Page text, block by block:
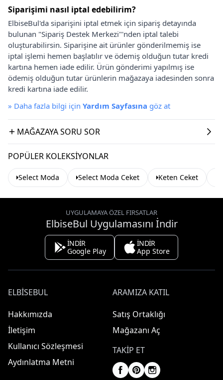
Siparişimi nasıl iptal edebilirim?
ElbiseBul'da siparişini iptal etmek için sipariş detayında
bulunan "Sipariş Destek Merkezi"'nden iptal talebi
oluşturabilirsin. Siparişine ait ürünler gönderilmemiş ise
iptal işlemi hemen başlatılır ve ödemiş olduğun tutar kredi
kartına hemen iade edilir. Ürün gönderimi yapılmış ise
ödemiş olduğun tutar ürünlerin mağazaya iadesinden sonra
kredi kartına iade edilir.
» Daha fazla bilgi için Yardım Sayfasına göz at
MAĞAZAYA SORU SOR
POPÜLER KOLEKSIYONLAR
Select Moda Select Moda Ceket Keten Ceket
UYGULAMAYA ÖZEL FIRSATLAR
ElbiseBul Uygulamasını İndir
İNDİR
Google Play
İNDİR
App Store
ELBISEBUL
Hakkımızda
İletişim
Kullanıcı Sözleşmesi
Aydınlatma Metni
ARAMIZA KATIL
Satış Ortaklığı
Mağazanı Aç
TAKIP ET